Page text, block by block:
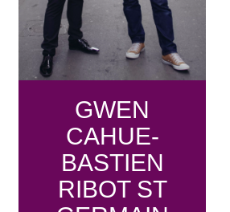
GWEN
CAHUE-
BASTIEN
RIBOT ST